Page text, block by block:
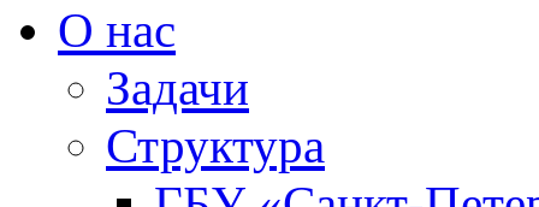
О нас
Задачи
Структура